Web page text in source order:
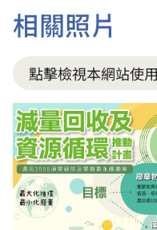
相關照片
點擊檢視本網站使